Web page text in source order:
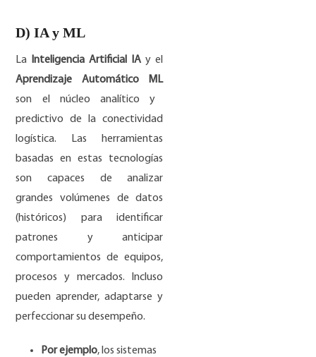
D) IA y ML
La Inteligencia Artificial IA y el
Aprendizaje Automático ML
son el núcleo analítico y
predictivo de la conectividad
logística. Las herramientas
basadas en estas tecnologías
son capaces de analizar
grandes volúmenes de datos
(históricos) para identificar
patrones y anticipar
comportamientos de equipos,
procesos y mercados. Incluso
pueden aprender, adaptarse y
perfeccionar su desempeño.
Por ejemplo, los sistemas